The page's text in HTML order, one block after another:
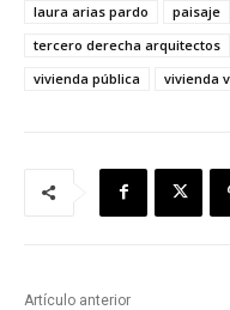
laura arias pardo
paisaje
tercero derecha arquitectos
vivienda pública
vivienda
Artículo anterior